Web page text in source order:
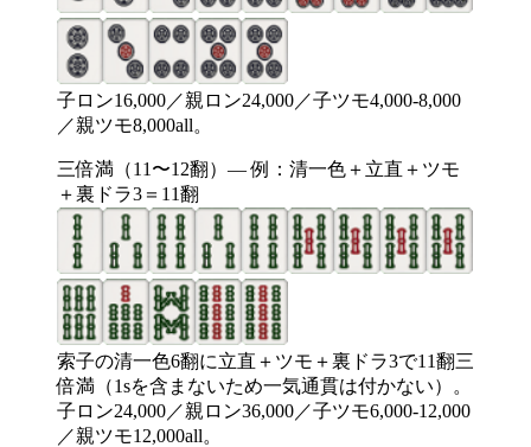
子ロン16,000／親ロン24,000／子ツモ4,000-8,000
／親ツモ8,000all。
三倍満（11〜12翻）— 例：清一色＋立直＋ツモ
＋裏ドラ3＝11翻
索子の清一色6翻に立直＋ツモ＋裏ドラ3で11翻三
倍満（1sを含まないため一気通貫は付かない）。
子ロン24,000／親ロン36,000／子ツモ6,000-12,000
／親ツモ12,000all。